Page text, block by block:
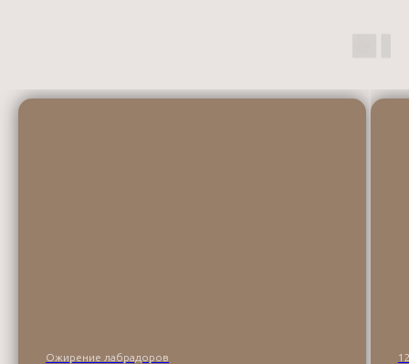
Ожирение лабрадоров